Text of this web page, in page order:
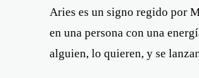
Aries es un signo regido por
en una persona con una
alguien, lo quieren, y se